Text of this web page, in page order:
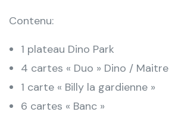
Contenu:
1 plateau Dino Park
4 cartes « Duo » Dino / Maitre
1 carte « Billy la gardienne »
6 cartes « Banc »